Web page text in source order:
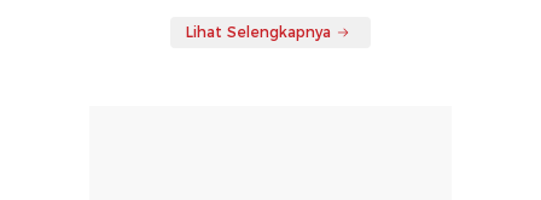
Lihat Selengkapnya